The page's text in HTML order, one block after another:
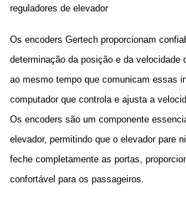
reguladores de elevador
Os encoders Gertech proporcionam
determinação da posição e da velocidade
ao mesmo tempo que comunicam essas
computador que controla e ajusta a
Os encoders são um componente
elevador, permitindo que o elevador pare
feche completamente as portas,
confortável para os passageiros.